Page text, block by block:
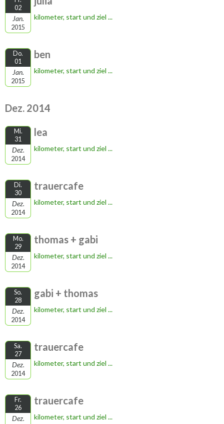
02
Jan.
2015
kilometer, start und ziel ...
Do.
01
Jan.
2015
ben
kilometer, start und ziel ...
Dez. 2014
Mi.
31
Dez.
2014
lea
kilometer, start und ziel ...
Di.
30
Dez.
2014
trauercafe
kilometer, start und ziel ...
Mo.
29
Dez.
2014
thomas + gabi
kilometer, start und ziel ...
So.
28
Dez.
2014
gabi + thomas
kilometer, start und ziel ...
Sa.
27
Dez.
2014
trauercafe
kilometer, start und ziel ...
Fr.
26
Dez.
trauercafe
kilometer, start und ziel ...